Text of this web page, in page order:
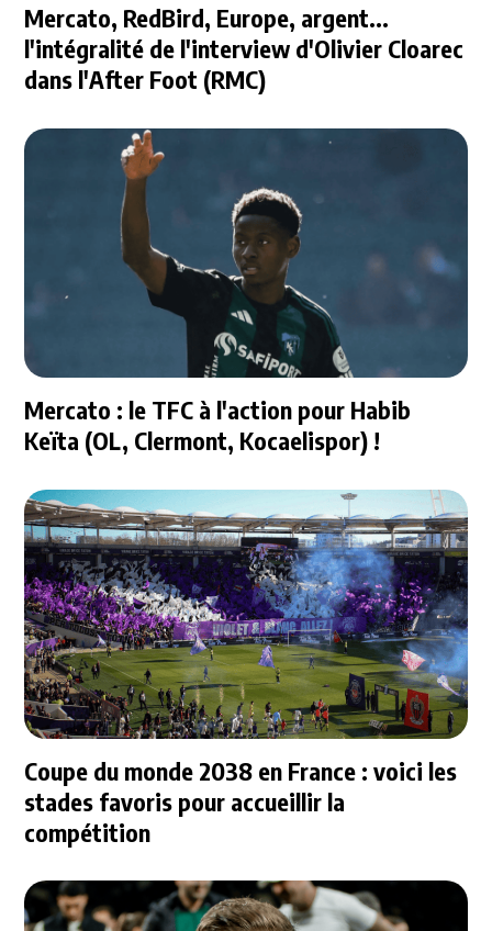
Mercato, RedBird, Europe, argent...
l'intégralité de l'interview d'Olivier Cloarec
dans l'After Foot (RMC)
Mercato : le TFC à l'action pour Habib
Keïta (OL, Clermont, Kocaelispor) !
Coupe du monde 2038 en France : voici les
stades favoris pour accueillir la
compétition